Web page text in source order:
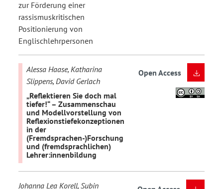
zur Förderung einer
rassismuskritischen
Positionierung von
Englischlehrpersonen
Alessa Haase, Katharina
Slippens, David Gerlach
„Reflektieren Sie doch mal
tiefer!“ – Zusammenschau
und Modellvorstellung von
Reflexionstiefekonzeptionen
in der
(Fremdsprachen-)Forschung
und (fremdsprachlichen)
Lehrer:innenbildung
Open Access
Johanna Lea Korell, Subin